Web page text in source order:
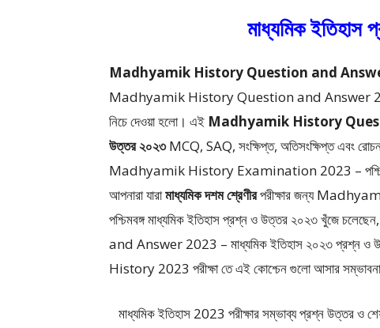
মাধ্যমিক
Madhyamik History Question and Answer
Madhyamik History Question and Answer
নিচে দেওয়া হলো। এই Madhyamik History
উত্তর ২০২৩MCQ, SAQ, সংক্ষিপ্ত, অতিসংক্ষিপ্ত এবং
Madhyamik History Examination 2023 –
আপনারা যারামাধ্যমিক দশম শ্রেণীরপরীক্ষার জন্য
পশ্চিমবঙ্গ মাধ্যমিক ইতিহাস প্রশ্ন ও উত্তর ২০২৩ খুঁজে
and Answer 2023 – মাধ্যমিক ইতিহাস ২০২৩ প্রশ্ন
History 2023 পরীক্ষা তে এই কোশ্চেন গুলো আসার সম্ভাবনা
মাধ্যমিক ইতিহাস 2023 পরীক্ষার সম্ভাব্য প্রশ্ন উত্তর ও